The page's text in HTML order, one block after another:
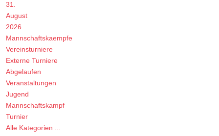
31.
August
2026
Mannschaftskaempfe
Vereinsturniere
Externe Turniere
Abgelaufen
Veranstaltungen
Jugend
Mannschaftskampf
Turnier
Alle Kategorien ...